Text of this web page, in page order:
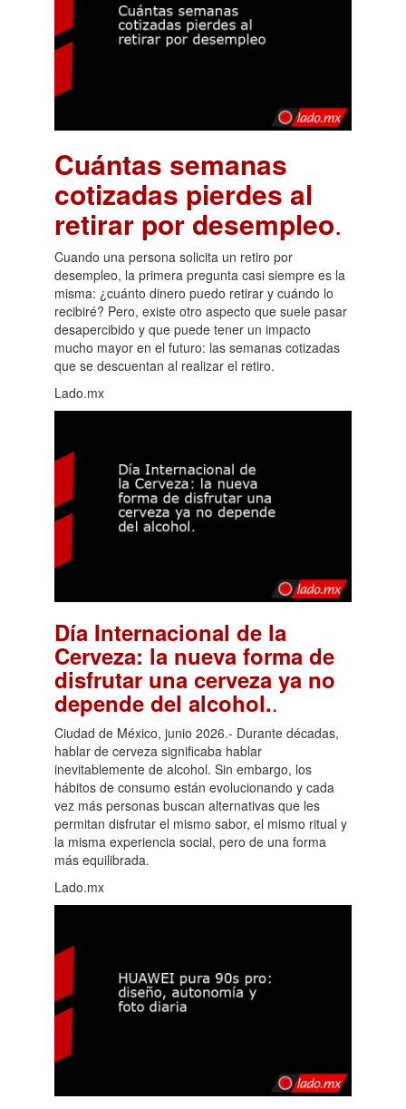
Cuántas semanas
cotizadas pierdes al
retirar por desempleo.
Cuando una persona solicita un retiro por
desempleo, la primera pregunta casi siempre es la
misma: ¿cuánto dinero puedo retirar y cuándo lo
recibiré? Pero, existe otro aspecto que suele pasar
desapercibido y que puede tener un impacto
mucho mayor en el futuro: las semanas cotizadas
que se descuentan al realizar el retiro.
Lado.mx
Día Internacional de la
Cerveza: la nueva forma de
disfrutar una cerveza ya no
depende del alcohol..
Ciudad de México, junio 2026.- Durante décadas,
hablar de cerveza significaba hablar
inevitablemente de alcohol. Sin embargo, los
hábitos de consumo están evolucionando y cada
vez más personas buscan alternativas que les
permitan disfrutar el mismo sabor, el mismo ritual y
la misma experiencia social, pero de una forma
más equilibrada.
Lado.mx